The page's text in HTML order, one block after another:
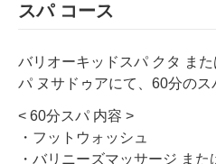
スパ コース
バリオーキッドスパ クタ ま
パ ヌサドゥアにて、60分のス
< 60分スパ 内容 >
・フットウォッシュ
・バリニーズマッサージ ま